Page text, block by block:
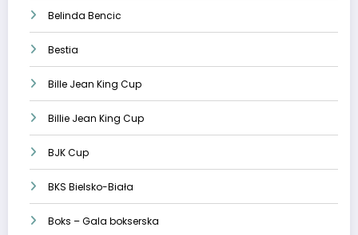
Belinda Bencic
Bestia
Bille Jean King Cup
Billie Jean King Cup
BJK Cup
BKS Bielsko-Biała
Boks – Gala bokserska